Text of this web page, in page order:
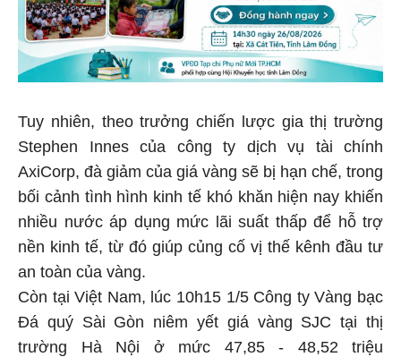
Tuy nhiên, theo trưởng chiến lược gia thị trường
Stephen Innes của công ty dịch vụ tài chính
AxiCorp, đà giảm của giá vàng sẽ bị hạn chế, trong
bối cảnh tình hình kinh tế khó khăn hiện nay khiến
nhiều nước áp dụng mức lãi suất thấp để hỗ trợ
nền kinh tế, từ đó giúp củng cố vị thế kênh đầu tư
an toàn của vàng.
Còn tại Việt Nam, lúc 10h15 1/5 Công ty Vàng bạc
Đá quý Sài Gòn niêm yết giá vàng SJC tại thị
trường Hà Nội ở mức 47,85 - 48,52 triệu